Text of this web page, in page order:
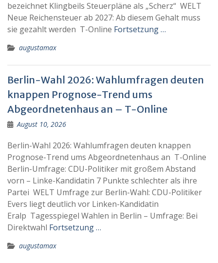
bezeichnet Klingbeils Steuerpläne als „Scherz“ WELT
Neue Reichensteuer ab 2027: Ab diesem Gehalt muss
sie gezahlt werden T-Online Fortsetzung …
augustamax
Berlin-Wahl 2026: Wahlumfragen deuten
knappen Prognose-Trend ums
Abgeordnetenhaus an – T-Online
August 10, 2026
Berlin-Wahl 2026: Wahlumfragen deuten knappen
Prognose-Trend ums Abgeordnetenhaus an T-Online
Berlin-Umfrage: CDU-Politiker mit großem Abstand
vorn – Linke-Kandidatin 7 Punkte schlechter als ihre
Partei WELT Umfrage zur Berlin-Wahl: CDU-Politiker
Evers liegt deutlich vor Linken-Kandidatin
Eralp Tagesspiegel Wahlen in Berlin – Umfrage: Bei
Direktwahl Fortsetzung …
augustamax